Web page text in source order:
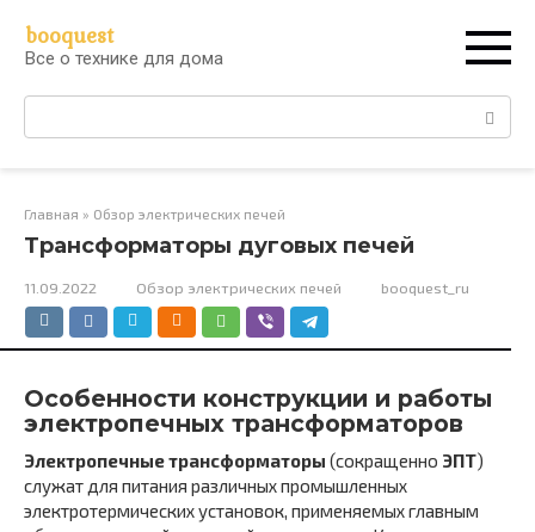
контенту
booquest
Все о технике для дома
Поиск:
Главная » Обзор электрических печей
Трансформаторы дуговых печей
11.09.2022 Обзор электрических печей booquest_ru
Особенности конструкции и работы
электропечных трансформаторов
Электропечные трансформаторы (сокращенно ЭПТ)
служат для питания различных промышленных
электротермических установок, применяемых главным